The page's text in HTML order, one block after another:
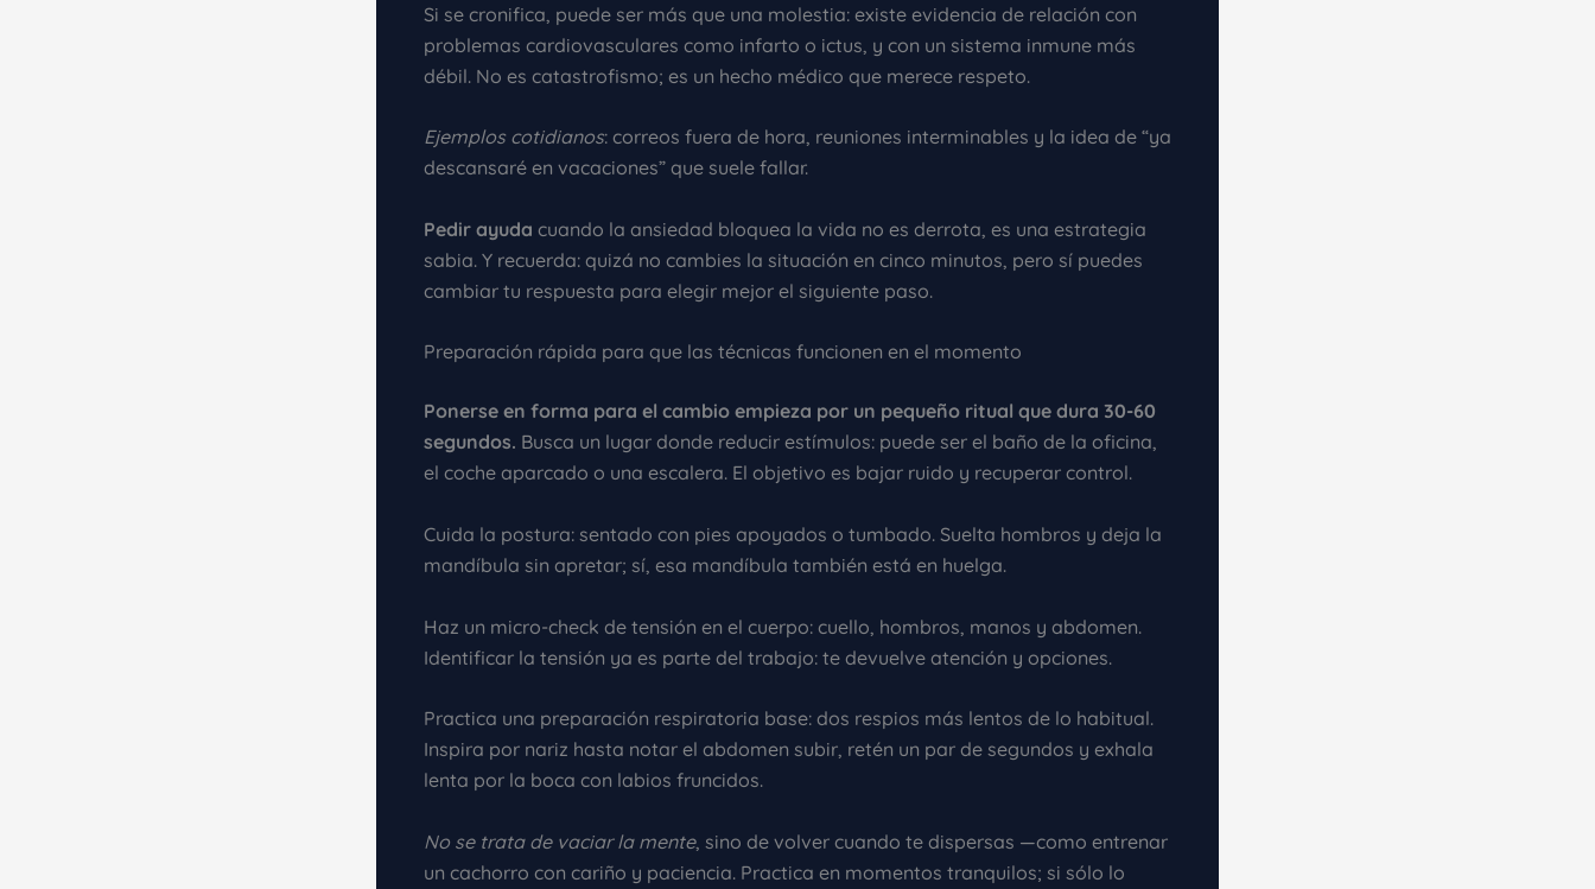
Si se cronifica, puede ser más que una molestia: existe evidencia de relación con
problemas cardiovasculares como infarto o ictus, y con un sistema inmune más
débil. No es catastrofismo; es un hecho médico que merece respeto.
Ejemplos cotidianos: correos fuera de hora, reuniones interminables y la idea de “ya
descansaré en vacaciones” que suele fallar.
Pedir ayuda cuando la ansiedad bloquea la vida no es derrota, es una estrategia
sabia. Y recuerda: quizá no cambies la situación en cinco minutos, pero sí puedes
cambiar tu respuesta para elegir mejor el siguiente paso.
Preparación rápida para que las técnicas funcionen en el momento
Ponerse en forma para el cambio empieza por un pequeño ritual que dura 30-60
segundos. Busca un lugar donde reducir estímulos: puede ser el baño de la oficina,
el coche aparcado o una escalera. El objetivo es bajar ruido y recuperar control.
Cuida la postura: sentado con pies apoyados o tumbado. Suelta hombros y deja la
mandíbula sin apretar; sí, esa mandíbula también está en huelga.
Haz un micro-check de tensión en el cuerpo: cuello, hombros, manos y abdomen.
Identificar la tensión ya es parte del trabajo: te devuelve atención y opciones.
Practica una preparación respiratoria base: dos respios más lentos de lo habitual.
Inspira por nariz hasta notar el abdomen subir, retén un par de segundos y exhala
lenta por la boca con labios fruncidos.
No se trata de vaciar la mente, sino de volver cuando te dispersas —como entrenar
un cachorro con cariño y paciencia. Practica en momentos tranquilos; si sólo lo